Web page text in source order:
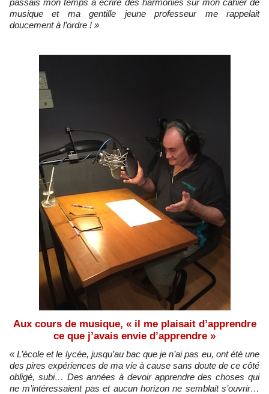
musique et ma gentille jeune professeur me rappelait
doucement à l’ordre ! »
Aux cours de musique, « il me plaisait d’apprendre
ce que j’avais envie d’apprendre »
« L’école et le lycée, jusqu’au bac que je n’ai pas eu, ont été une
des pires expériences de ma vie à cause sans doute de ce côté
obligé, subi… Des années à devoir apprendre des choses qui
ne m’intéressaient pas et aucun horizon ne semblait s’ouvrir…